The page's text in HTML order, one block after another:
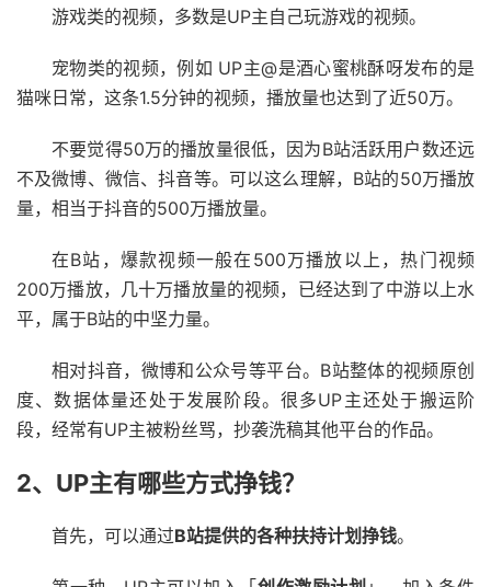
游戏类的视频，多数是UP主自己玩游戏的视频。
宠物类的视频，例如 UP主@是酒心蜜桃酥呀发布的是
猫咪日常，这条1.5分钟的视频，播放量也达到了近50万。
不要觉得50万的播放量很低，因为B站活跃用户数还远
不及微博、微信、抖音等。可以这么理解，B站的50万播放
量，相当于抖音的500万播放量。
在B站，爆款视频一般在500万播放以上，热门视频
200万播放，几十万播放量的视频，已经达到了中游以上水
平，属于B站的中坚力量。
相对抖音，微博和公众号等平台。B站整体的视频原创
度、数据体量还处于发展阶段。很多UP主还处于搬运阶
段，经常有UP主被粉丝骂，抄袭洗稿其他平台的作品。
2、UP主有哪些方式挣钱？
首先，可以通过B站提供的各种扶持计划挣钱。